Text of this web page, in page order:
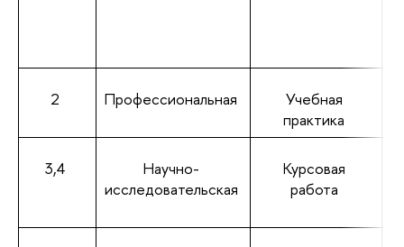
2 Профессиональная
Учебная
практика
3,4
Научно-
исследовательская
Курсовая
работа